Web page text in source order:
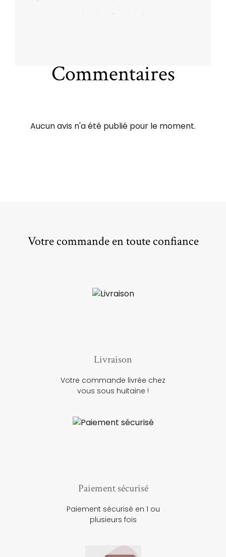
Commentaires
Aucun avis n'a été publié pour le moment.
Votre commande en toute confiance
Livraison
Votre commande livrée chez
vous sous huitaine !
Paiement sécurisé
Paiement sécurisé en 1 ou
plusieurs fois